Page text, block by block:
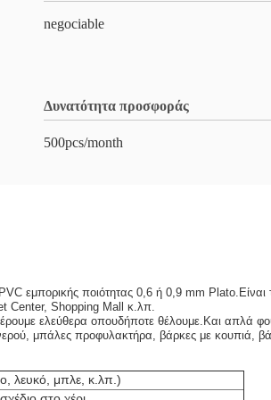
negociable
Δυνατότητα προσφοράς
500pcs/month
εμπορικής ποιότητας 0,6 ή 0,9 mm
Center, Shopping Mall κ.λπ.
ελεύθερα οπουδήποτε θέλουμε.Και απλά
μπάλες προφυλακτήρα, βάρκες με
λευκό, μπλε, κ.λπ.)